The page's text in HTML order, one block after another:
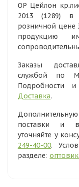
OP Цейлон
2013 (1289) в
розничной цене
продукцию
Заказы
службой по
Подробности
Доставка.
поставки и
уточняйте у
249-40-00.
разделе: